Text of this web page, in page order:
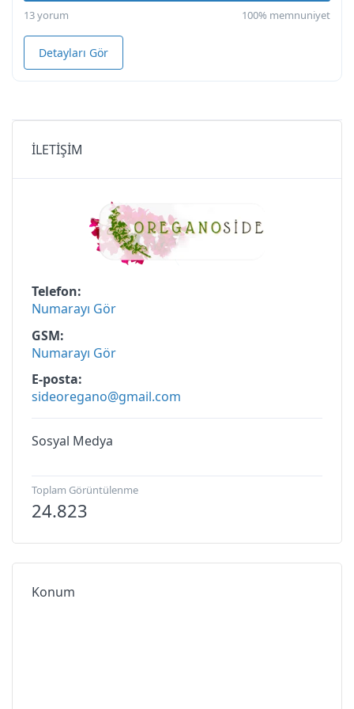
13 yorum 100% memnuniyet
Detayları Gör
İLETİŞİM
Telefon
Numarayı Gör
GSM
Numarayı Gör
E-posta
sideoregano@gmail.com
Sosyal Medya
Toplam Görüntülenme
24.823
Konum